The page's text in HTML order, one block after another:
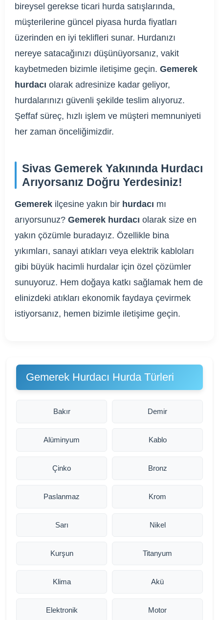
bireysel gerekse ticari hurda satışlarında,
müşterilerine güncel piyasa hurda fiyatları
üzerinden en iyi teklifleri sunar. Hurdanızı
nereye satacağınızı düşünüyorsanız, vakit
kaybetmeden bizimle iletişime geçin. Gemerek
hurdacı olarak adresinize kadar geliyor,
hurdalarınızı güvenli şekilde teslim alıyoruz.
Şeffaf süreç, hızlı işlem ve müşteri memnuniyeti
her zaman önceliğimizdir.
Sivas Gemerek Yakınında Hurdacı
Arıyorsanız Doğru Yerdesiniz!
Gemerek ilçesine yakın bir hurdacı mı
arıyorsunuz? Gemerek hurdacı olarak size en
yakın çözümle buradayız. Özellikle bina
yıkımları, sanayi atıkları veya elektrik kabloları
gibi büyük hacimli hurdalar için özel çözümler
sunuyoruz. Hem doğaya katkı sağlamak hem de
elinizdeki atıkları ekonomik faydaya çevirmek
istiyorsanız, hemen bizimle iletişime geçin.
Gemerek Hurdacı Hurda Türleri
Bakır Demir
Alüminyum Kablo
Çinko Bronz
Paslanmaz Krom
Sarı Nikel
Kurşun Titanyum
Klima Akü
Elektronik Motor